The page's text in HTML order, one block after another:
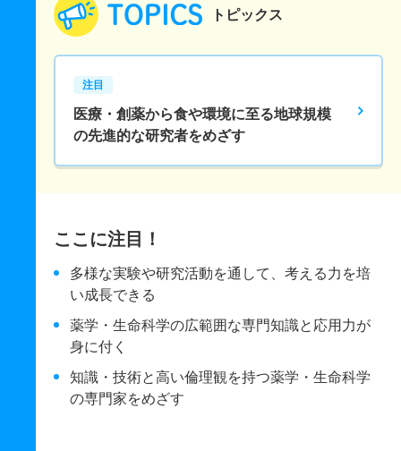
トピックス
注目
医療・創薬から食や環境に至る地球規模
の先進的な研究者をめざす
ここに注目！
多様な実験や研究活動を通して、考える力を培
い成長できる
薬学・生命科学の広範囲な専門知識と応用力が
身に付く
知識・技術と高い倫理観を持つ薬学・生命科学
の専門家をめざす